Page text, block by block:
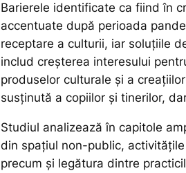
Barierele identificate ca fiind în
accentuate după perioada
receptare a culturii, iar soluțiile
includ creșterea interesului
produselor culturale și a
susținută a copiilor și tinerilor,
Studiul analizează în capitole
din spațiul non-public,
precum și legătura dintre